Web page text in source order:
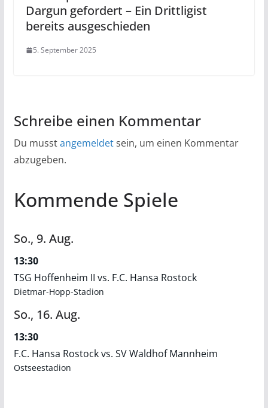
Dargun gefordert – Ein Drittligist
bereits ausgeschieden
5. September 2025
Schreibe einen Kommentar
Du musstangemeldetsein, um einen Kommentar
abzugeben.
Kommende Spiele
So., 9. Aug.
13:30
TSG Hoffenheim II vs. F.C. Hansa Rostock
Dietmar-Hopp-Stadion
So., 16. Aug.
13:30
F.C. Hansa Rostock vs. SV Waldhof Mannheim
Ostseestadion